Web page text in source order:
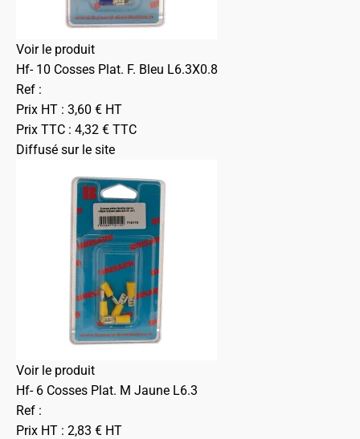
Voir le produit
Hf- 10 Cosses Plat. F. Bleu L6.3X0.8
Ref :
Prix HT : 3,60 € HT
Prix TTC : 4,32 € TTC
Diffusé sur le site
Voir le produit
Hf- 6 Cosses Plat. M Jaune L6.3
Ref :
Prix HT : 2,83 € HT